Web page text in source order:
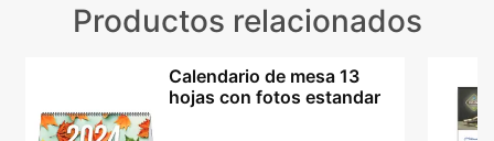
Productos relacionados
Calendario de mesa 13
hojas con fotos estandar